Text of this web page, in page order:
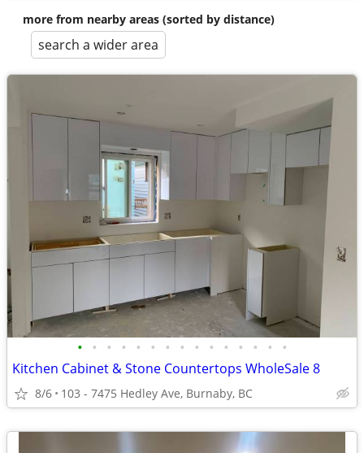
more from nearby areas (sorted by distance)
search a wider area
• • • • • • • • • • • • • • •
Kitchen Cabinet & Stone Countertops WholeSale 8
8/6 103 - 7475 Hedley Ave, Burnaby, BC